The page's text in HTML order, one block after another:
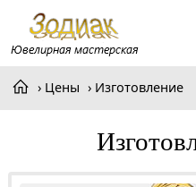
Цены Изготовление